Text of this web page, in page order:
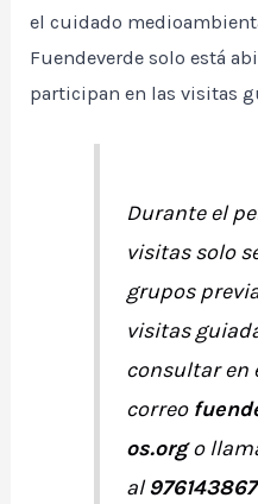
el cuidado
Fuendeverde solo está
participan en las visitas
Durante el
visitas solo
grupos
visitas
consultar en
correo
os.orgo
al976143867